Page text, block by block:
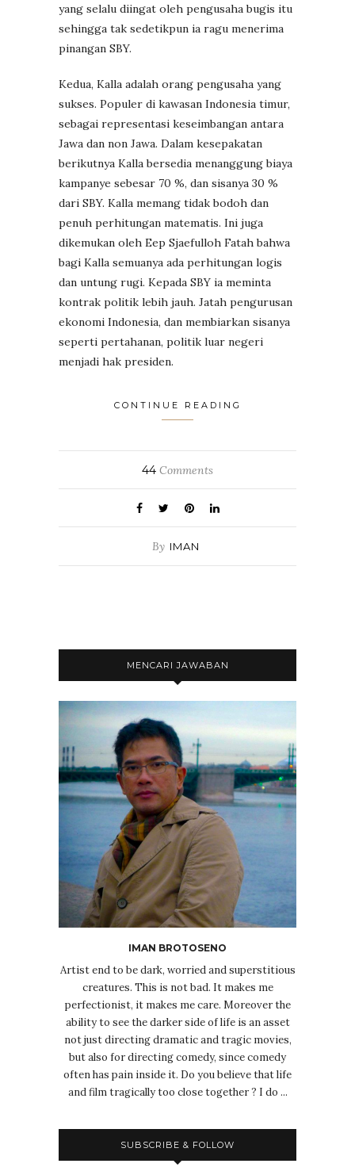
yang selalu diingat oleh pengusaha bugis itu
sehingga tak sedetikpun ia ragu menerima
pinangan SBY.
Kedua, Kalla adalah orang pengusaha yang
sukses. Populer di kawasan Indonesia timur,
sebagai representasi keseimbangan antara
Jawa dan non Jawa. Dalam kesepakatan
berikutnya Kalla bersedia menanggung biaya
kampanye sebesar 70 %, dan sisanya 30 %
dari SBY. Kalla memang tidak bodoh dan
penuh perhitungan matematis. Ini juga
dikemukan oleh Eep Sjaefulloh Fatah bahwa
bagi Kalla semuanya ada perhitungan logis
dan untung rugi. Kepada SBY ia meminta
kontrak politik lebih jauh. Jatah pengurusan
ekonomi Indonesia, dan membiarkan sisanya
seperti pertahanan, politik luar negeri
menjadi hak presiden.
CONTINUE READING
44 Comments
By IMAN
MENCARI JAWABAN
IMAN BROTOSENO
Artist end to be dark, worried and superstitious
creatures. This is not bad. It makes me
perfectionist, it makes me care. Moreover the
ability to see the darker side of life is an asset
not just directing dramatic and tragic movies,
but also for directing comedy, since comedy
often has pain inside it. Do you believe that life
and film tragically too close together ? I do ...
SUBSCRIBE & FOLLOW